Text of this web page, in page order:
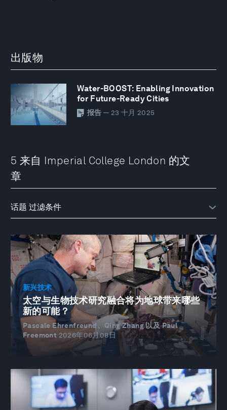
出版物
Water-BOOST: Enabling Innovation
for Future-Ready Cities
报告 — 23 十月 2025
5 来自 Imperial College London 的文
章
新兴技术
太空与生物技术研究融合将为地球带来哪些
新的可能？
Pascale Ehrenfreund、Qing Zhang 以及 Paul
Freemont 2026年06月08日